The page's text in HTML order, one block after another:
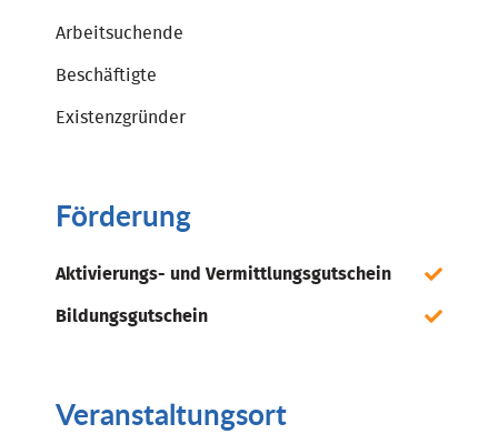
Arbeitsuchende
Beschäftigte
Existenzgründer
Förderung
Aktivierungs- und Vermittlungsgutschein
Bildungsgutschein
Veranstaltungsort